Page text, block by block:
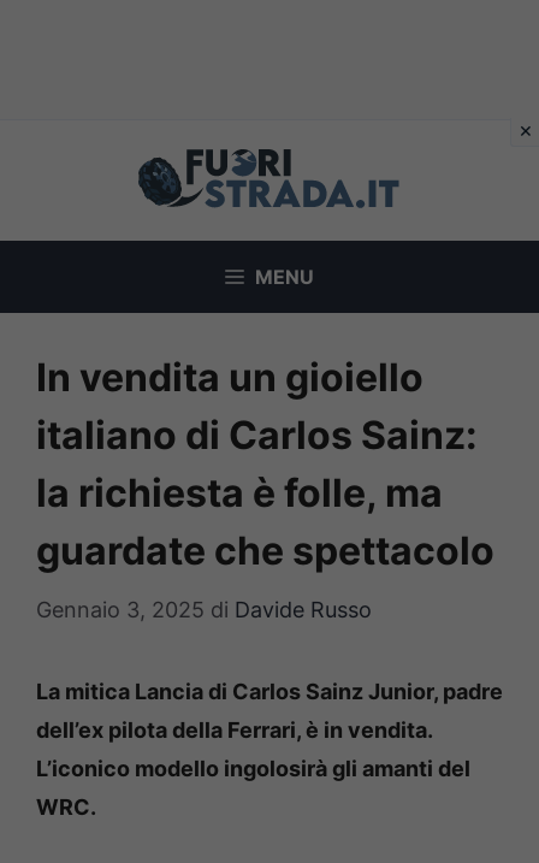
MENU
In vendita un gioiello
italiano di Carlos Sainz:
la richiesta è folle, ma
guardate che spettacolo
Gennaio 3, 2025 di Davide Russo
La mitica Lancia di Carlos Sainz Junior, padre
dell’ex pilota della Ferrari, è in vendita.
L’iconico modello ingolosirà gli amanti del
WRC.